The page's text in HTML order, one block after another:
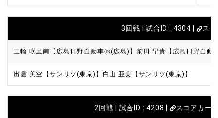
3回戦 | 試合ID : 4304 | ス
三輪 咲里南【広島日野自動車㈱(広島)】 前田 早貴【広島日野自動
出雲 美空【サンリツ(東京)】 白山 亜美【サンリツ(東京)】
2回戦 | 試合ID : 4208 | スコアカー